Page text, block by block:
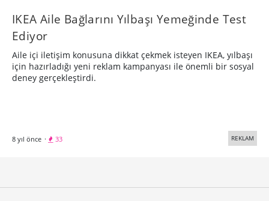
IKEA Aile Bağlarını Yılbaşı Yemeğinde Test
Ediyor
Aile içi iletişim konusuna dikkat çekmek isteyen IKEA, yılbaşı
için hazırladığı yeni reklam kampanyası ile önemli bir sosyal
deney gerçekleştirdi.
8 yıl önce · 33 REKLAM